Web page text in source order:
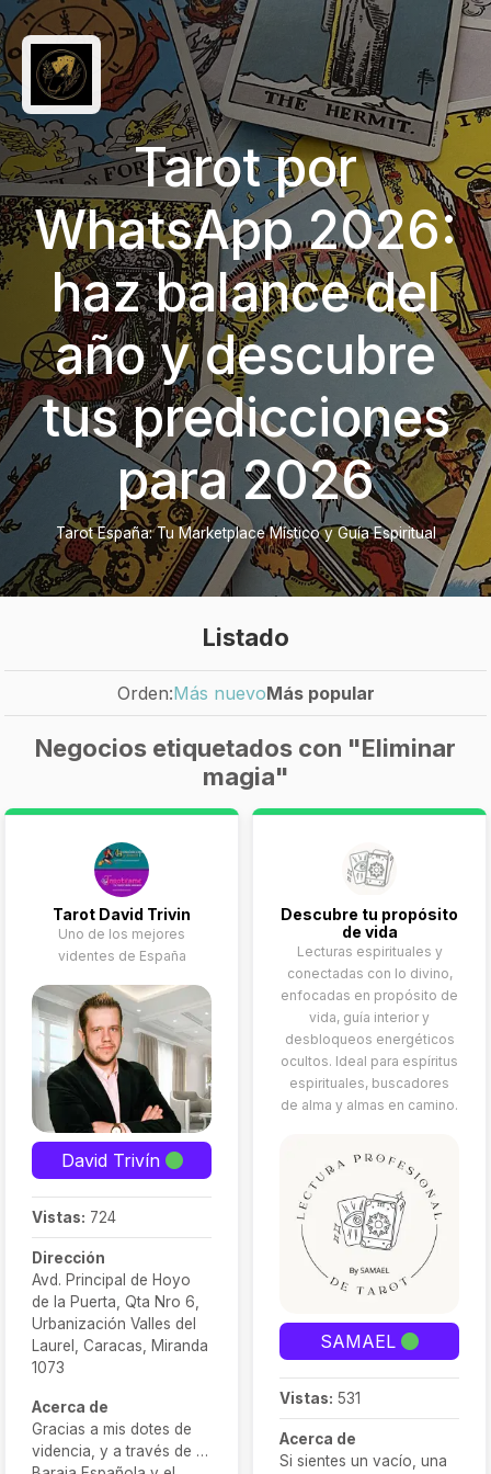
Tarot por
WhatsApp 2026:
haz balance del
año y descubre
tus predicciones
para 2026
Tarot España: Tu Marketplace Místico y Guía Espiritual
Listado
Orden:Más nuevoMás popular
Negocios etiquetados con "Eliminar
magia"
Tarot David Trivin
Uno de los mejores
videntes de España
David Trivín
Vistas: 724
Dirección
Avd. Principal de Hoyo
de la Puerta, Qta Nro 6,
Urbanización Valles del
Laurel, Caracas, Miranda
1073
Acerca de
Gracias a mis dotes de
videncia, y a través de la
Descubre tu propósito
de vida
Lecturas espirituales y
conectadas con lo divino,
enfocadas en propósito de
vida, guía interior y
desbloqueos energéticos
ocultos. Ideal para espíritus
espirituales, buscadores
de alma y almas en camino.
SAMAEL
Vistas: 531
Acerca de
Si sientes un vacío, una